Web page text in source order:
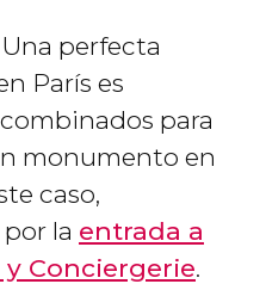
perfecta
París es
para
monumento en
caso,
la entrada a
y Conciergerie.